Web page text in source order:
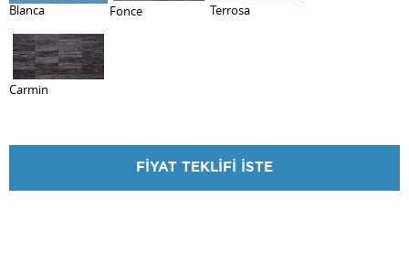
Blanca Fonce Terrosa
Carmin
FİYAT TEKLİFİ İSTE